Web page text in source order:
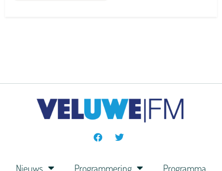
Nieuws Programmering Programma